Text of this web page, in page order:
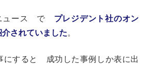
ュース で プレジデント社のオン
されていました。
にすると 成功した事例しか表に出